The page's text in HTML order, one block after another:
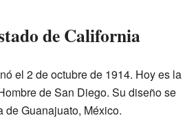
de California
el 2 de octubre de 1914. Hoy es la
de San Diego. Su diseño se
de Guanajuato, México.